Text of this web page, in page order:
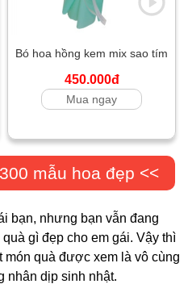
Bó hoa hồng kem mix sao tím
450.000đ
Mua ngay
mẫu hoa đẹp <<
bạn, nhưng bạn vẫn đang
gì đẹp cho em gái. Vậy thì
quà được xem là vô cùng
nhân dịp sinh nhật.